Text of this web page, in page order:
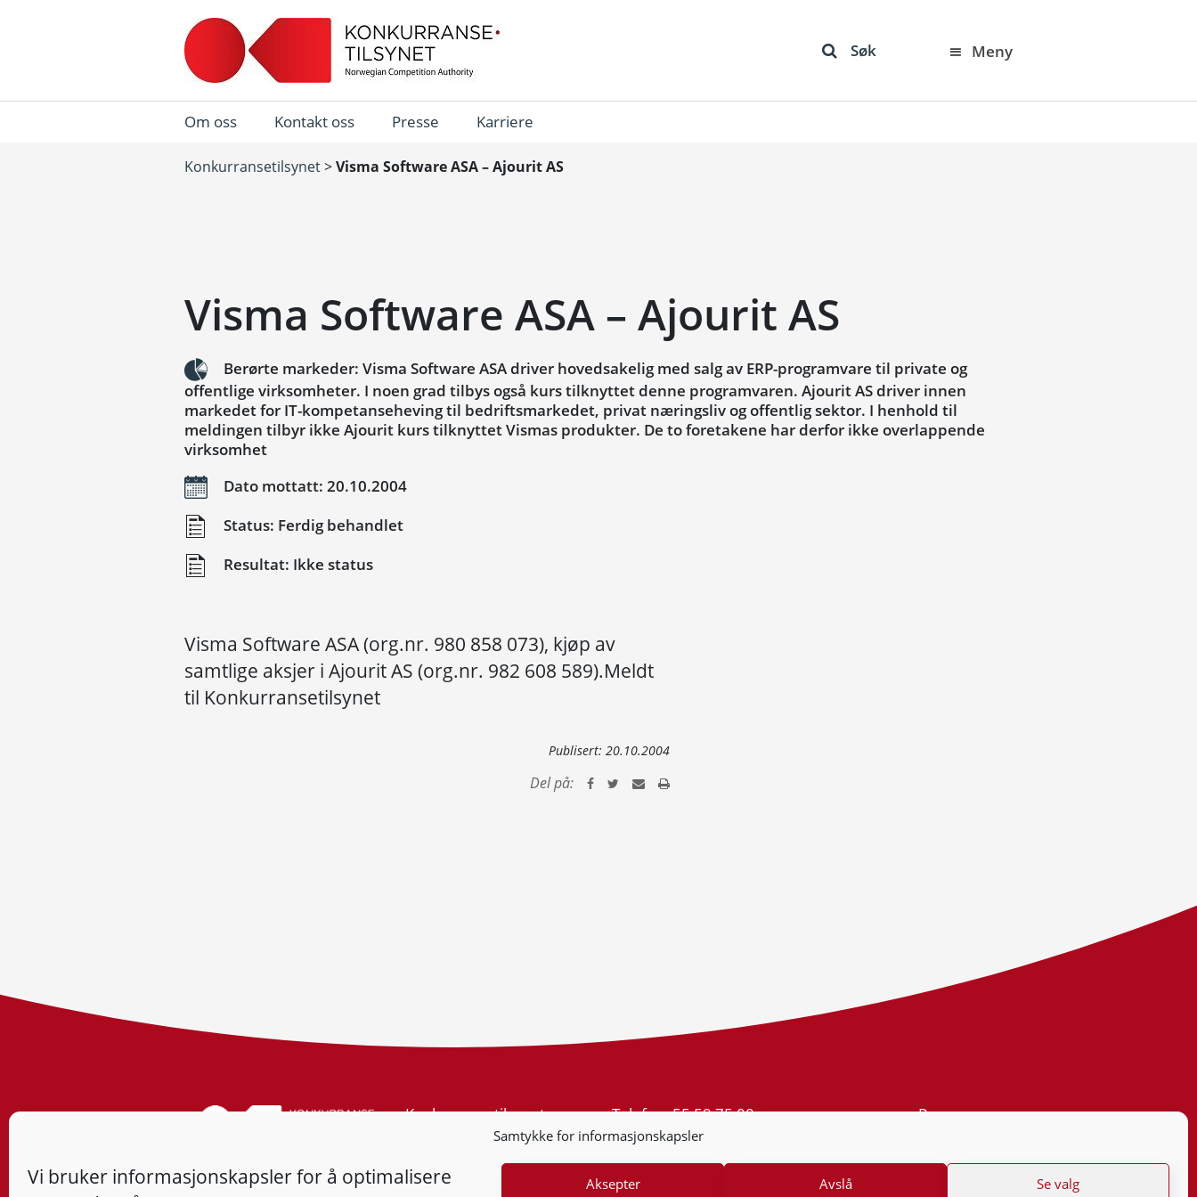
Samtykke for informasjonskapsler
Vi bruker informasjonskapsler for å optimalisere
Aksepter Avslå Se valg
Søk Meny
Om oss Kontakt oss Presse Karriere
Konkurransetilsynet>Visma Software ASA – Ajourit AS
Visma Software ASA – Ajourit AS
Berørte markeder: Visma Software ASA driver hovedsakelig med salg av ERP-programvare til private og
offentlige virksomheter. I noen grad tilbys også kurs tilknyttet denne programvaren. Ajourit AS driver innen
markedet for IT-kompetanseheving til bedriftsmarkedet, privat næringsliv og offentlig sektor. I henhold til
meldingen tilbyr ikke Ajourit kurs tilknyttet Vismas produkter. De to foretakene har derfor ikke overlappende
virksomhet
Dato mottatt: 20.10.2004
Status: Ferdig behandlet
Resultat: Ikke status
Visma Software ASA (org.nr. 980 858 073), kjøp av
samtlige aksjer i Ajourit AS (org.nr. 982 608 589).Meldt
til Konkurransetilsynet
Publisert: 20.10.2004
Del på:
Konkurransetilsynet
Postboks 439 Sentrum
Org.nr: 974 761 246
Telefon:55 59 75 00
E-post:post@kt.no
Nyhetsvarsel >>
Personvern